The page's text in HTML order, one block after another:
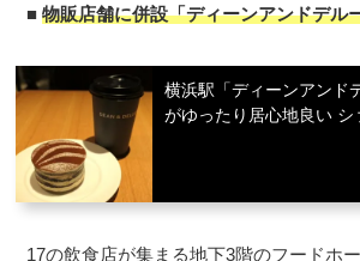
■物販店舗に併設「ディーンアンドデル
横浜駅「ディーンアンド
がゆったり居心地良い シ
17の飲食店が集まる地下3階のフードホ